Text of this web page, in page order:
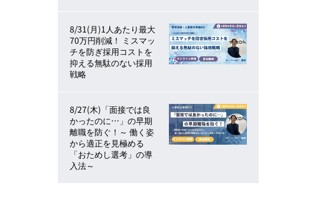
8/31(月)1人あたり最大
70万円削減！ ミスマッ
チを防ぎ採用コストを
抑える無駄のない採用
戦略
8/27(木)「面接では良
かったのに…」の早期
離職を防ぐ！～ 働く姿
から適正を見極める
「おためし選考」の導
入法～